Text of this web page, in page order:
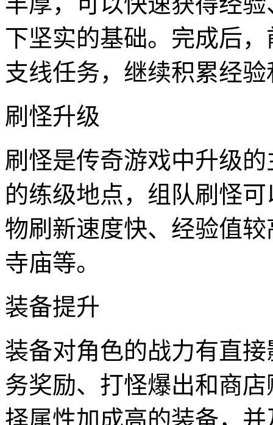
下坚实的基础。完成后
支线任务，继续积累经
刷怪升级
刷怪是传奇游戏中升级
的练级地点，组队刷怪
物刷新速度快、经验值
寺庙等。
装备提升
装备对角色的战力有直
务奖励、打怪爆出和商
择属性加成高的装备，